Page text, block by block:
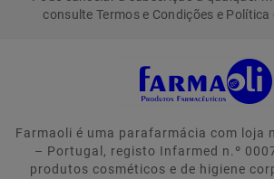
consulte Termos e Condições e Política
Farmaoli é uma parafarmácia com loja
– Portugal, registo Infarmed n.º
produtos cosméticos e de higiene